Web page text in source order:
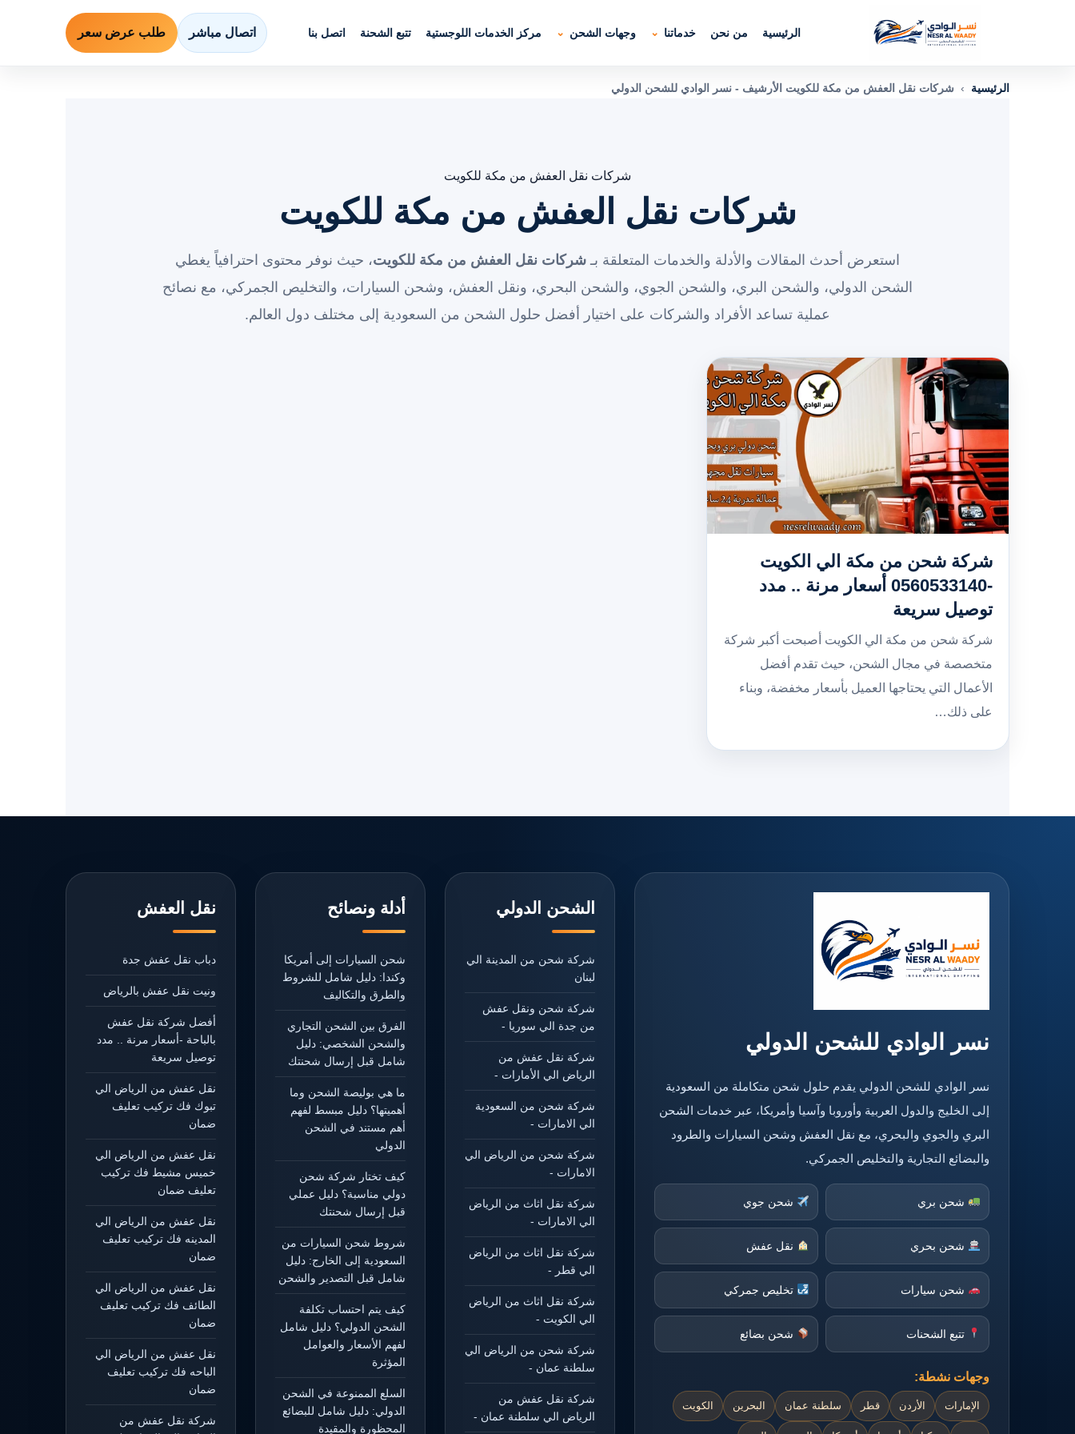
الرئيسية من نحن خدماتنا وجهات الشحن مركز الخدمات اللوجستية تتبع الشحنة اتصل بنا اتصال مباشر طلب عرض سعر
الرئيسية › شركات نقل العفش من مكة للكويت الأرشيف - نسر الوادي للشحن الدولي
شركات نقل العفش من مكة للكويت
شركات نقل العفش من مكة للكويت
استعرض أحدث المقالات والأدلة والخدمات المتعلقة بـ شركات نقل العفش من مكة للكويت، حيث نوفر محتوى احترافياً يغطي
الشحن الدولي، والشحن البري، والشحن الجوي، والشحن البحري، ونقل العفش، وشحن السيارات، والتخليص الجمركي، مع نصائح
عملية تساعد الأفراد والشركات على اختيار أفضل حلول الشحن من السعودية إلى مختلف دول العالم.
شركة شحن من مكة الي الكويت
-0560533140 أسعار مرنة .. مدد
توصيل سريعة
شركة شحن من مكة الي الكويت أصبحت أكبر شركة
متخصصة في مجال الشحن، حيث تقدم أفضل
الأعمال التي يحتاجها العميل بأسعار مخفضة، وبناء
على ذلك…
نسر الوادي للشحن الدولي
نسر الوادي للشحن الدولي يقدم حلول شحن متكاملة من السعودية
إلى الخليج والدول العربية وأوروبا وآسيا وأمريكا، عبر خدمات الشحن
البري والجوي والبحري، مع نقل العفش وشحن السيارات والطرود
والبضائع التجارية والتخليص الجمركي.
شحن بري شحن جوي
شحن بحري نقل عفش
شحن سيارات تخليص جمركي
تتبع الشحنات شحن بضائع
وجهات نشطة:
الإمارات الأردن قطر سلطنة عمان البحرين الكويت
الشحن الدولي
شركة شحن من المدينة الي
لبنان
شركة شحن ونقل عفش
من جدة الي سوريا -
شركة نقل عفش من
الرياض الي الأمارات -
شركة شحن من السعودية
الي الامارات -
شركة شحن من الرياض الي
الامارات -
شركة نقل اثاث من الرياض
الي الامارات -
شركة نقل اثاث من الرياض
الي قطر -
شركة نقل اثاث من الرياض
الي الكويت -
شركة شحن من الرياض الي
سلطنة عمان -
شركة نقل عفش من
الرياض الي سلطنة عمان -
أدلة ونصائح
شحن السيارات إلى أمريكا
وكندا: دليل شامل للشروط
والطرق والتكاليف
الفرق بين الشحن التجاري
والشحن الشخصي: دليل
شامل قبل إرسال شحنتك
ما هي بوليصة الشحن وما
أهميتها؟ دليل مبسط لفهم
أهم مستند في الشحن
الدولي
كيف تختار شركة شحن
دولي مناسبة؟ دليل عملي
قبل إرسال شحنتك
شروط شحن السيارات من
السعودية إلى الخارج: دليل
شامل قبل التصدير والشحن
كيف يتم احتساب تكلفة
الشحن الدولي؟ دليل شامل
لفهم الأسعار والعوامل
المؤثرة
السلع الممنوعة في الشحن
الدولي: دليل شامل للبضائع
المحظورة والمقيدة
نقل العفش
دباب نقل عفش جدة
ونيت نقل عفش بالرياض
أفضل شركة نقل عفش
بالباحة -أسعار مرنة .. مدد
توصيل سريعة
نقل عفش من الرياض الي
تبوك فك تركيب تعليف
ضمان
نقل عفش من الرياض الي
خميس مشيط فك تركيب
تعليف ضمان
نقل عفش من الرياض الي
المدينه فك تركيب تعليف
ضمان
نقل عفش من الرياض الي
الطائف فك تركيب تعليف
ضمان
نقل عفش من الرياض الي
الباحه فك تركيب تعليف
ضمان
شركة نقل عفش من